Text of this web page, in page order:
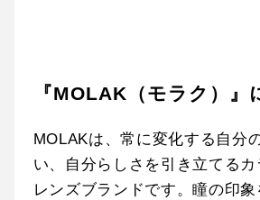
『MOLAK（モラク）』
MOLAKは、常に変化する自分
い、自分らしさを引き立てるカ
レンズブランドです。瞳の印